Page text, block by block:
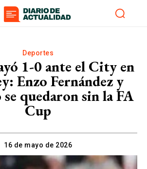
Deportes
1-0 ante el City en
Enzo Fernández y
quedaron sin la FA
Cup
16 de mayo de 2026